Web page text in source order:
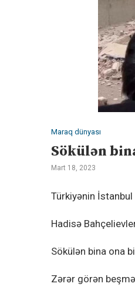
Maraq dünyası
Sökülən
Mart 18, 2023
Türkiyənin
Hadisə
Sökülən bina ona
Zərər görən